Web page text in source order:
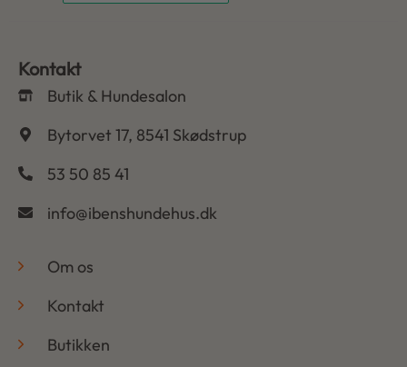
Kontakt
Butik & Hundesalon
Bytorvet 17, 8541 Skødstrup
53 50 85 41
info@ibenshundehus.dk
Om os
Kontakt
Butikken